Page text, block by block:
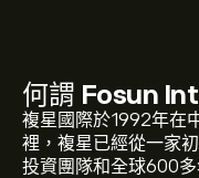
何謂 Fosun
複星國際於1992年在
裡，複星已經從一家
投資團隊和全球600